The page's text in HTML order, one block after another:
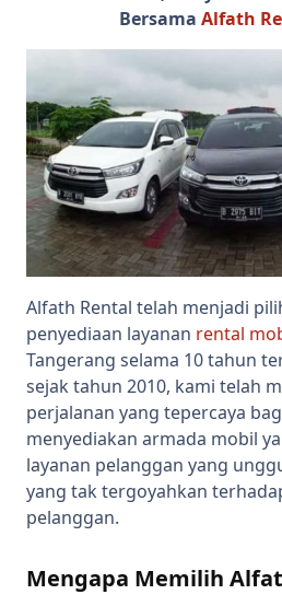
Bersama Alfath
Alfath Rental telah menjadi
penyediaan layanan rental
Tangerang selama 10 tahun
sejak tahun 2010, kami telah
perjalanan yang tepercaya
menyediakan armada mobil
layanan pelanggan yang
yang tak tergoyahkan
pelanggan.
Mengapa Memilih